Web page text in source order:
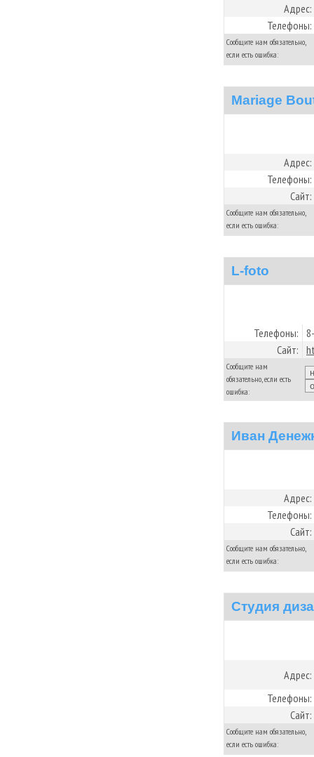
Адрес:
Телефоны:
Сообщите нам обязательно,
если есть ошибка:
Mariage
Адрес:
Телефоны:
Сайт:
Сообщите нам обязательно,
если есть ошибка:
L-foto
Телефоны:
Сайт:
Сообщите нам
обязательно, если есть
ошибка:
Иван
Адрес:
Телефоны:
Сайт:
Сообщите нам обязательно,
если есть ошибка:
Студия
Адрес:
Телефоны:
Сайт:
Сообщите нам обязательно,
если есть ошибка: